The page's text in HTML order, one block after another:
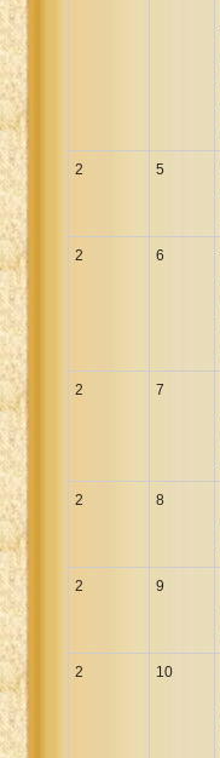
2 5
2 6
2 7
2 8
2 9
2 10